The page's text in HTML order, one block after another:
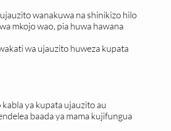
wanakuwa na shinikizo hilo
mkojo wao, pia huwa hawana
wa ujauzito huweza kupata
ya kupata ujauzito au
baada ya mama kujifungua